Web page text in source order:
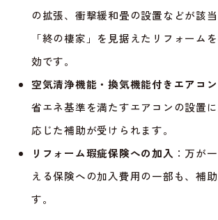
の拡張、衝撃緩和畳の設置などが該
「終の棲家」を見据えたリフォーム
効です。
空気清浄機能・換気機能付きエアコ
省エネ基準を満たすエアコンの設置
応じた補助が受けられます。
リフォーム瑕疵保険への加入 ：万が
える保険への加入費用の一部も、補
す。